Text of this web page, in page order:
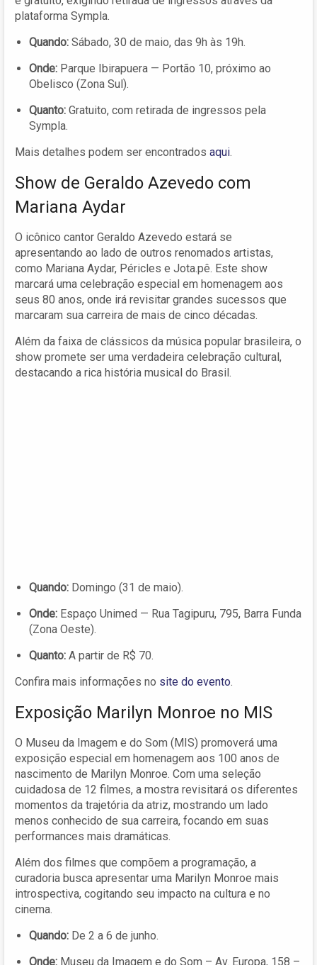
plataforma Sympla.
Quando: Sábado, 30 de maio, das 9h às 19h.
Onde: Parque Ibirapuera — Portão 10, próximo ao
Obelisco (Zona Sul).
Quanto: Gratuito, com retirada de ingressos pela
Sympla.
Mais detalhes podem ser encontrados aqui.
Show de Geraldo Azevedo com
Mariana Aydar
O icônico cantor Geraldo Azevedo estará se
apresentando ao lado de outros renomados artistas,
como Mariana Aydar, Péricles e Jota.pê. Este show
marcará uma celebração especial em homenagem aos
seus 80 anos, onde irá revisitar grandes sucessos que
marcaram sua carreira de mais de cinco décadas.
Além da faixa de clássicos da música popular brasileira, o
show promete ser uma verdadeira celebração cultural,
destacando a rica história musical do Brasil.
Quando: Domingo (31 de maio).
Onde: Espaço Unimed — Rua Tagipuru, 795, Barra Funda
(Zona Oeste).
Quanto: A partir de R$ 70.
Confira mais informações no site do evento.
Exposição Marilyn Monroe no MIS
O Museu da Imagem e do Som (MIS) promoverá uma
exposição especial em homenagem aos 100 anos de
nascimento de Marilyn Monroe. Com uma seleção
cuidadosa de 12 filmes, a mostra revisitará os diferentes
momentos da trajetória da atriz, mostrando um lado
menos conhecido de sua carreira, focando em suas
performances mais dramáticas.
Além dos filmes que compõem a programação, a
curadoria busca apresentar uma Marilyn Monroe mais
introspectiva, cogitando seu impacto na cultura e no
cinema.
Quando: De 2 a 6 de junho.
Onde: Museu da Imagem e do Som – Av. Europa, 158 –